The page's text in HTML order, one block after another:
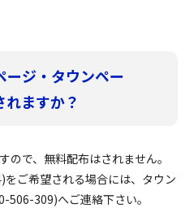
ージ・タウンペー
ますか？
ので、無料配布はされません。
ご希望される場合には、タウン
506-309)へご連絡下さい。